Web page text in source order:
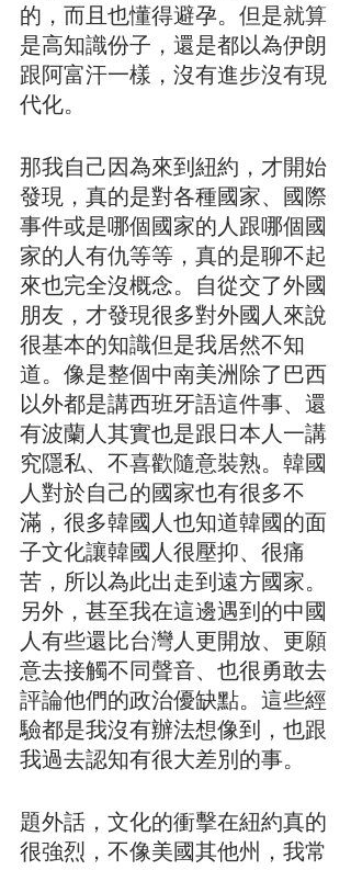
的，而且也懂得避孕。但是就算
是高知識份子，還是都以為伊朗
跟阿富汗一樣，沒有進步沒有現
代化。
那我自己因為來到紐約，才開始
發現，真的是對各種國家、國際
事件或是哪個國家的人跟哪個國
家的人有仇等等，真的是聊不起
來也完全沒概念。自從交了外國
朋友，才發現很多對外國人來說
很基本的知識但是我居然不知
道。像是整個中南美洲除了巴西
以外都是講西班牙語這件事、還
有波蘭人其實也是跟日本人一講
究隱私、不喜歡隨意裝熟。韓國
人對於自己的國家也有很多不
滿，很多韓國人也知道韓國的面
子文化讓韓國人很壓抑、很痛
苦，所以為此出走到遠方國家。
另外，甚至我在這邊遇到的中國
人有些還比台灣人更開放、更願
意去接觸不同聲音、也很勇敢去
評論他們的政治優缺點。這些經
驗都是我沒有辦法想像到，也跟
我過去認知有很大差別的事。
題外話，文化的衝擊在紐約真的
很強烈，不像美國其他州，我常